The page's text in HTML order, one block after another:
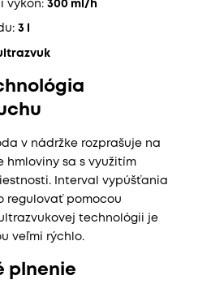
výkon: 300 ml/h
3 l
v nádržke rozprašuje na
hmloviny sa s využitím
Interval vypúšťania
regulovať pomocou
technológii je
veľmi rýchlo.
plnenie